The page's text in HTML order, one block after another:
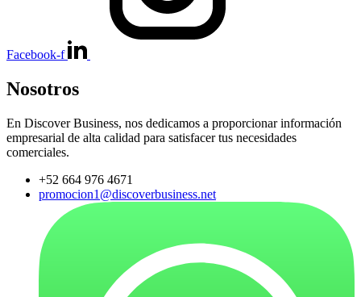
Facebook-f
Nosotros
En Discover Business, nos dedicamos a proporcionar información
empresarial de alta calidad para satisfacer tus necesidades
comerciales.
+52 664 976 4671
promocion1@discoverbusiness.net